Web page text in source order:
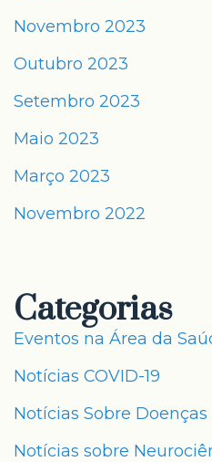
Novembro 2023
Outubro 2023
Setembro 2023
Maio 2023
Março 2023
Novembro 2022
Categorias
Eventos na Área da
Notícias COVID-19
Notícias Sobre
Notícias sobre